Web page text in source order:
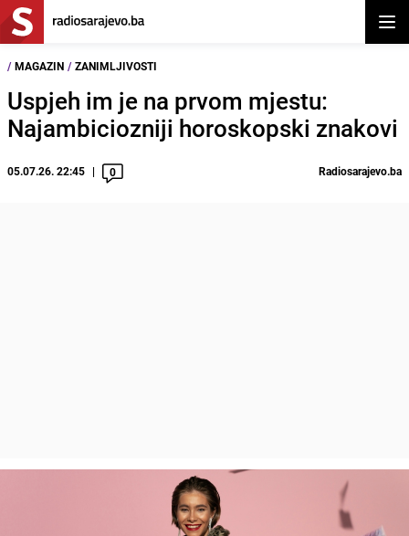
/ MAGAZIN / ZANIMLJIVOSTI
Uspjeh im je na prvom mjestu:
Najambiciozniji horoskopski znakovi
05.07.26. 22:45 0 Radiosarajevo.ba